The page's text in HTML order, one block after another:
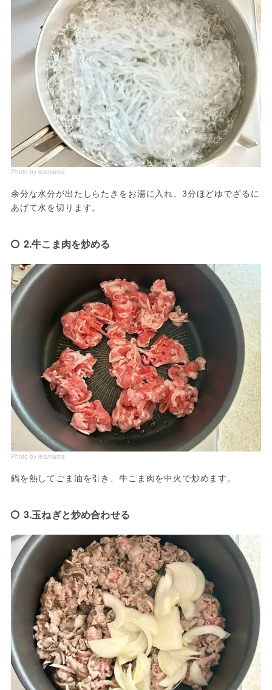
Photo by leiamama
余分な水分が出たしらたきをお湯に入れ、3分ほどゆでざるに
あげて水を切ります。
2.牛こま肉を炒める
Photo by leiamama
鍋を熱してごま油を引き、牛こま肉を中火で炒めます。
3.玉ねぎと炒め合わせる